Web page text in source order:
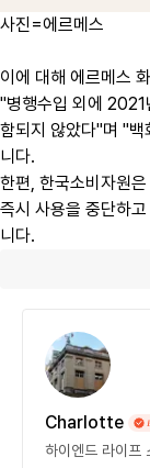
사진=에르메스
이에 대해 에르메스
"병행수입 외에 2021
함되지 않았다"며 "백
니다.
한편, 한국소비자원
즉시 사용을 중단하
니다.
Charlotte
하이엔드 라이프